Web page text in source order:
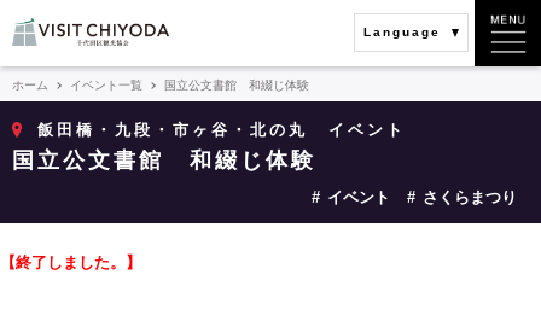
Language
ホーム イベント一覧 国立公文書館 和綴じ体験
飯田橋・九段・市ヶ谷・北の丸 イベント
国立公文書館 和綴じ体験
イベント さくらまつり
【終了しました。】